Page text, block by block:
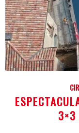
3×3